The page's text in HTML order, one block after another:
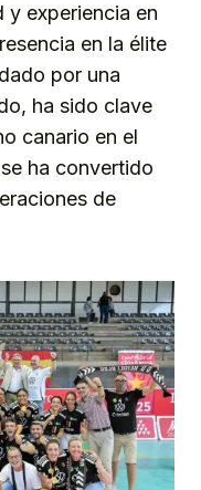
y experiencia en
en la élite
por una
ha sido clave
canario en el
ha convertido
de